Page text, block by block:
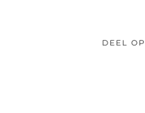
DEEL